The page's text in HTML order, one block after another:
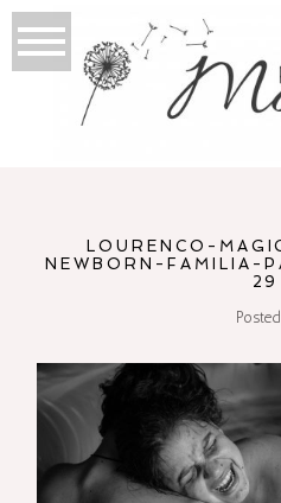
LOURENCO-
NEWBORN-FAMILIA-
29